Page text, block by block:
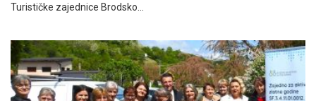
Turističke zajednice Brodsko…